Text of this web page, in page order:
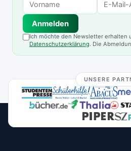
Anmelden
Ich möchte den Newsletter erhalten
Datenschutzerklärung. Die
UNSERE